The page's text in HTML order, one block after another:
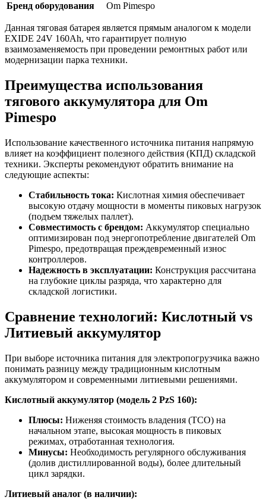
Бренд оборудования
Om Pimespo
Данная тяговая батарея является прямым аналогом к модели
EXIDE 24V 160Ah, что гарантирует полную
взаимозаменяемость при проведении ремонтных работ или
модернизации парка техники.
Преимущества использования
тягового аккумулятора для Om
Pimespo
Использование качественного источника питания напрямую
влияет на коэффициент полезного действия (КПД) складской
техники. Эксперты рекомендуют обратить внимание на
следующие аспекты:
Стабильность тока: Кислотная химия обеспечивает
высокую отдачу мощности в моменты пиковых нагрузок
(подъем тяжелых паллет).
Совместимость с брендом: Аккумулятор специально
оптимизирован под энергопотребление двигателей Om
Pimespo, предотвращая преждевременный износ
контроллеров.
Надежность в эксплуатации: Конструкция рассчитана
на глубокие циклы разряда, что характерно для
складской логистики.
Сравнение технологий: Кислотный vs
Литиевый аккумулятор
При выборе источника питания для электропогрузчика важно
понимать разницу между традиционным кислотным
аккумулятором и современными литиевыми решениями.
Кислотный аккумулятор (модель 2 PzS 160):
Плюсы: Ниженяя стоимость владения (TCO) на
начальном этапе, высокая мощность в пиковых
режимах, отработанная технология.
Минусы: Необходимость регулярного обслуживания
(долив дистиллированной воды), более длительный
цикл зарядки.
Литиевый аналог (в наличии):